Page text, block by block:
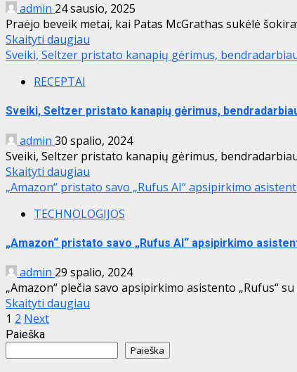
admin 24 sausio, 2025
Praėjo beveik metai, kai Patas McGrathas sukėlė
Skaityti daugiau
Sveiki, Seltzer pristato kanapių gėrimus,
RECEPTAI
Sveiki, Seltzer pristato kanapių gėrimus,
admin 30 spalio, 2024
Sveiki, Seltzer pristato kanapių gėrimus,
Skaityti daugiau
„Amazon“ pristato savo „Rufus AI“ apsipirkimo
TECHNOLOGIJOS
„Amazon“ pristato savo „Rufus AI“ apsipirkimo
admin 29 spalio, 2024
„Amazon“ plečia savo apsipirkimo asistento „Rufus“
Skaityti daugiau
Įrašų
puslapiavimas
1 2 Next
Paieška
Paieška